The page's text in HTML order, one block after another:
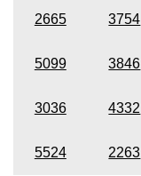
2665 3754
5099 3846
3036 4332
5524 2263